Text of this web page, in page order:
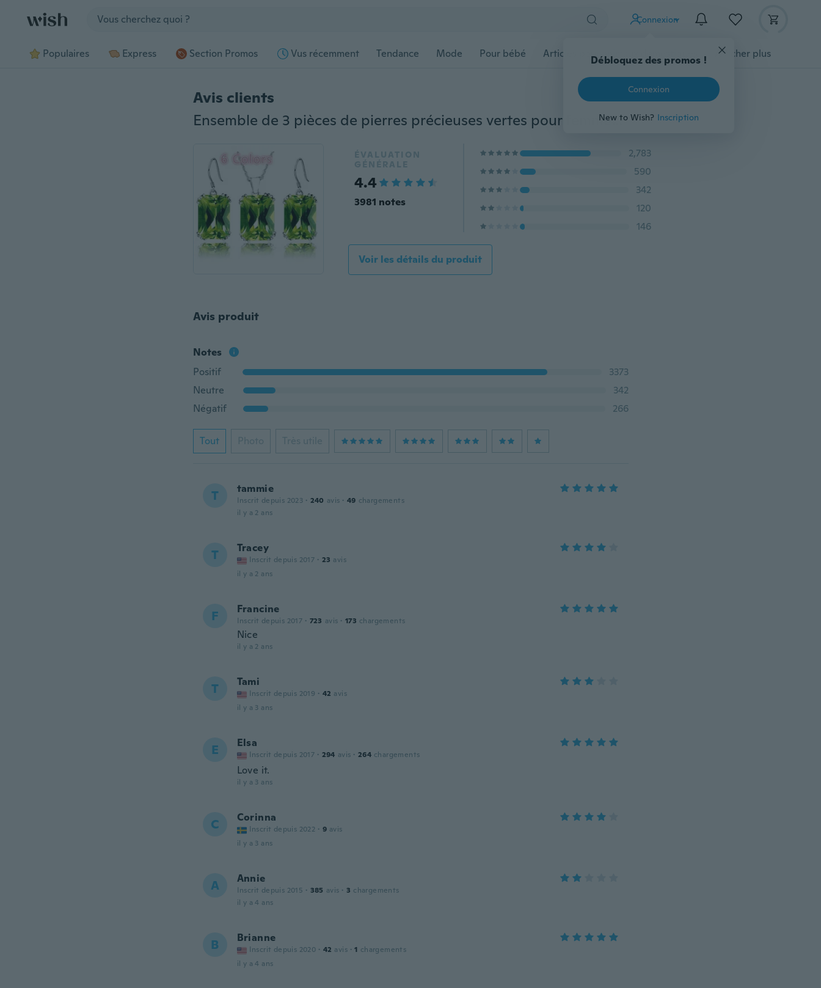
Connexion
Débloquez des promos !
Connexion
New to Wish? Inscription
Populaires Express Section Promos Vus récemment Tendance Mode Pour bébé Articles pour animaux domestiques Afficher plus
Avis clients
Ensemble de 3 pièces de pierres précieuses vertes pour femmes, plaqué argent 925, boucles d'oreilles, pendentifs, collier, ensembles de bijoux, cadeau (couleur au choix)
ÉVALUATION
GÉNÉRALE
4.4
3981 notes
2,783
590
342
120
146
Voir les détails du produit
Avis produit
Notes
Positif
3373
Neutre
342
Négatif
266
Tout Photo Très utile
T tammie
Inscrit depuis 2023 · 240 avis · 49 chargements
il y a 2 ans
T Tracey
Inscrit depuis 2017 · 23 avis
il y a 2 ans
F Francine
Inscrit depuis 2017 · 723 avis · 173 chargements
Nice
il y a 2 ans
T Tami
Inscrit depuis 2019 · 42 avis
il y a 3 ans
E Elsa
Inscrit depuis 2017 · 294 avis · 264 chargements
Love it.
il y a 3 ans
C Corinna
Inscrit depuis 2022 · 9 avis
il y a 3 ans
A Annie
Inscrit depuis 2015 · 385 avis · 3 chargements
il y a 4 ans
B Brianne
Inscrit depuis 2020 · 42 avis · 1 chargements
il y a 4 ans